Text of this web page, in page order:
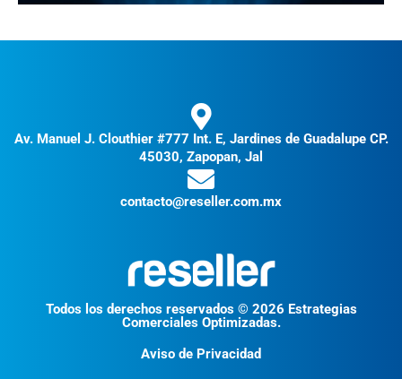
Av. Manuel J. Clouthier #777 Int. E, Jardines de Guadalupe CP.
45030, Zapopan, Jal
contacto@reseller.com.mx
Todos los derechos reservados © 2026 Estrategias
Comerciales Optimizadas.
Aviso de Privacidad